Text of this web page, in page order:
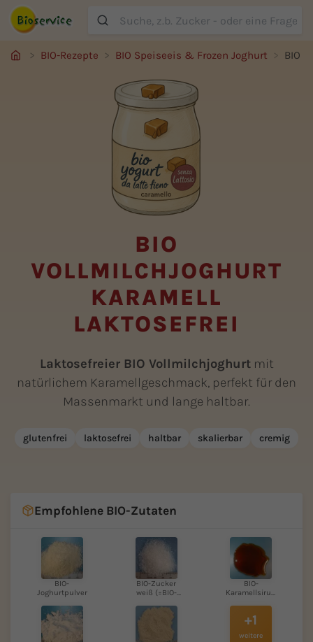
Suche
BIO-Rezepte BIO Speiseeis & Frozen Joghurt BIO
BIO
VOLLMILCHJOGHURT
KARAMELL
LAKTOSEFREI
Laktosefreier BIO Vollmilchjoghurtmit
natürlichem Karamellgeschmack, perfekt für den
Massenmarkt und lange haltbar.
glutenfrei laktosefrei haltbar skalierbar cremig
Empfohlene BIO-Zutaten
BIO-
Joghurtpulver
BIO-Zucker
weiß (=BIO-
BIO-
Karamellsirup
+1
weitere